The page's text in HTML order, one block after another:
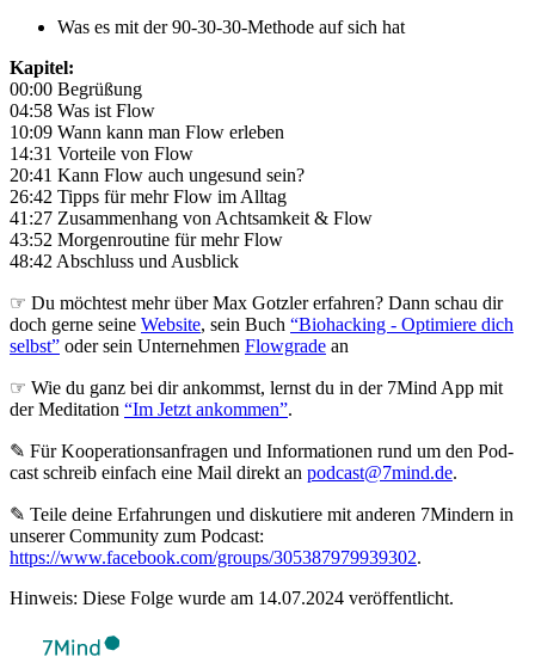
Was es mit der 90-30-30-Methode auf sich hat
Kapitel:
00:00 Begrüßung
04:58 Was ist Flow
10:09 Wann kann man Flow erleben
14:31 Vorteile von Flow
20:41 Kann Flow auch ungesund sein?
26:42 Tipps für mehr Flow im Alltag
41:27 Zusammenhang von Achtsamkeit & Flow
43:52 Morgenroutine für mehr Flow
48:42 Abschluss und Ausblick
☞ Du möchtest mehr über Max Gotzler erfahren? Dann schau dir
doch gerne seine Website, sein Buch “Biohacking - Optimiere dich
selbst” oder sein Unternehmen Flowgrade an
☞ Wie du ganz bei dir ankommst, lernst du in der 7Mind App mit
der Meditation “Im Jetzt ankommen”.
✎ Für Koope­ra­ti­ons­an­fra­gen und Infor­ma­tio­nen rund um den Pod­
cast schreib ein­fach eine Mail direkt an podcast@7mind.de.
✎ Teile deine Erfahrungen und diskutiere mit anderen 7Mindern in
unserer Community zum Podcast:
https://www.facebook.com/groups/305387979939302.
Hinweis: Diese Folge wurde am 14.07.2024 veröffentlicht.